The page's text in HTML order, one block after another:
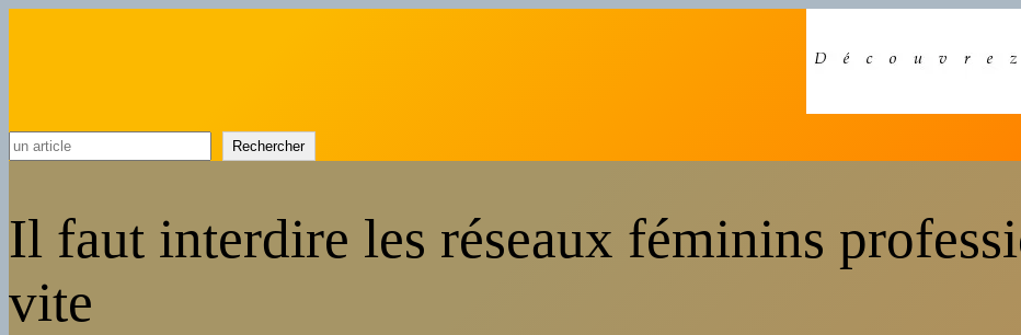
Rechercher
Il faut interdire les réseaux féminins
vite